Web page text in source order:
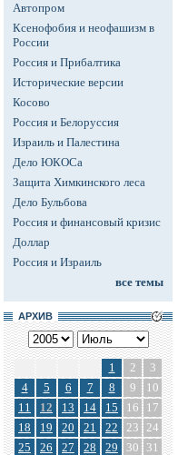
Автопром
Ксенофобия и неофашизм в
России
Россия и Прибалтика
Исторические версии
Косово
Россия и Белоруссия
Израиль и Палестина
Дело ЮКОСа
Защита Химкинского леса
Дело Бульбова
Россия и финансовый кризис
Доллар
Россия и Израиль
все темы
АРХИВ
1 2
3
4
5 6 7 8 9
10
11
12 13 14 15 16
17
18
19 20 21 22 23 24
25
26 27 28 29 30 31